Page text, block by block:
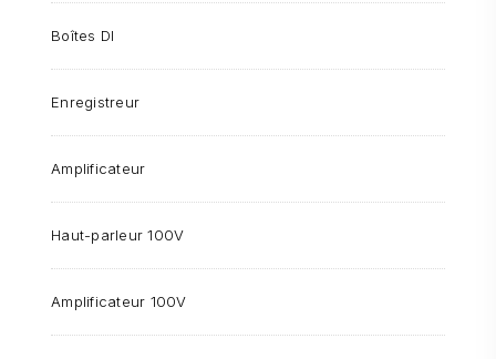
Boîtes DI
Enregistreur
Amplificateur
Haut-parleur 100V
Amplificateur 100V